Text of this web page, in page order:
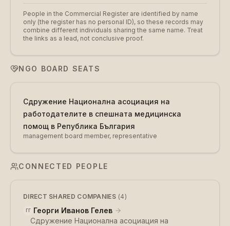
People in the Commercial Register are identified by name
only (the register has no personal ID), so these records may
combine different individuals sharing the same name. Treat
the links as a lead, not conclusive proof.
NGO BOARD SEATS
Сдружение Национална асоциация на
работодателите в спешната медицинска
помощ в Република България
management board member, representative
CONNECTED PEOPLE
DIRECT SHARED COMPANIES (4)
ГГ Георги Иванов Гелев
Сдружение Национална асоциация на